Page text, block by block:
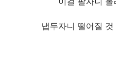
냅두자니 떨어질